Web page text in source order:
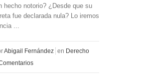
hecho notorio? ¿Desde que su
fue declarada nula? Lo iremos
...
Abigail Fernández en Derecho